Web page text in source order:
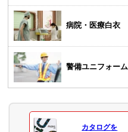
病院・医療白衣
警備ユニフォーム
カタログを